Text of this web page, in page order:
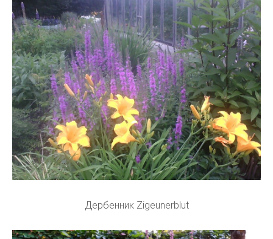
Дербенник Zigeunerblut